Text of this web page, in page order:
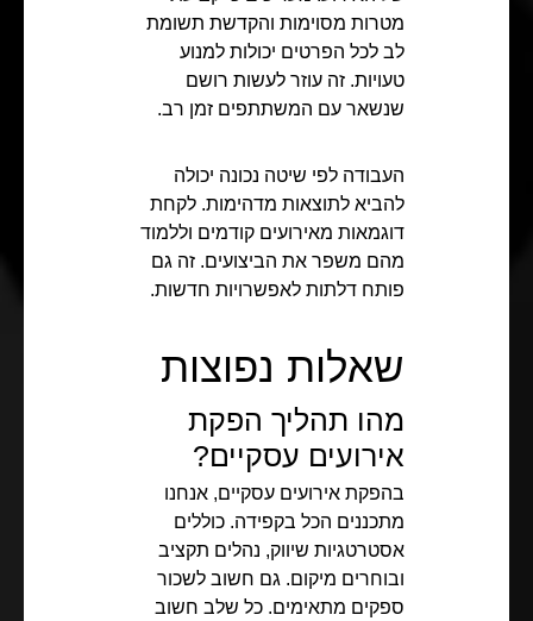
מטרות מסוימות והקדשת תשומת
לב לכל הפרטים יכולות למנוע
טעויות. זה עוזר לעשות רושם
שנשאר עם המשתתפים זמן רב.
העבודה לפי שיטה נכונה יכולה
להביא לתוצאות מדהימות. לקחת
דוגמאות מאירועים קודמים וללמוד
מהם משפר את הביצועים. זה גם
פותח דלתות לאפשרויות חדשות.
שאלות נפוצות
מהו תהליך הפקת
אירועים עסקיים?
בהפקת אירועים עסקיים, אנחנו
מתכננים הכל בקפידה. כוללים
אסטרטגיות שיווק, נהלים תקציב
ובוחרים מיקום. גם חשוב לשכור
ספקים מתאימים. כל שלב חשוב